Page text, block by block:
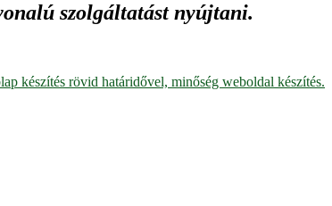
szolgáltatást nyújtani.